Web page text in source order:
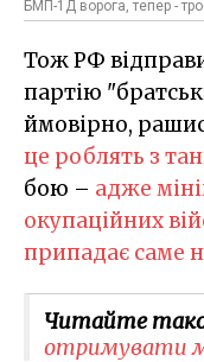
БМП-1Д ворога, тепер -
Тож РФ
партію
ймовірно,
це роблять з
бою – адже
окупаційних
припадає саме
Читайте
отримувати